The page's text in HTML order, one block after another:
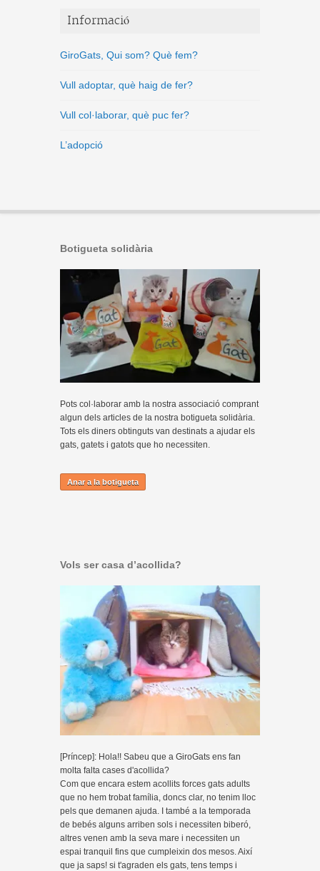
Informació
GiroGats, Qui som? Què fem?
Vull adoptar, què haig de fer?
Vull col·laborar, què puc fer?
L’adopció
Botigueta solidària
Pots col·laborar amb la nostra associació comprant
algun dels articles de la nostra botigueta solidària.
Tots els diners obtinguts van destinats a ajudar els
gats, gatets i gatots que ho necessiten.
Anar a la botigueta
Vols ser casa d’acollida?
[Príncep]: Hola!! Sabeu que a GiroGats ens fan
molta falta cases d'acollida?
Com que encara estem acollits forces gats adults
que no hem trobat família, doncs clar, no tenim lloc
pels que demanen ajuda. I també a la temporada
de bebés alguns arriben sols i necessiten biberó,
altres venen amb la seva mare i necessiten un
espai tranquil fins que cumpleixin dos mesos. Així
que ja saps! si t'agraden els gats, tens temps i